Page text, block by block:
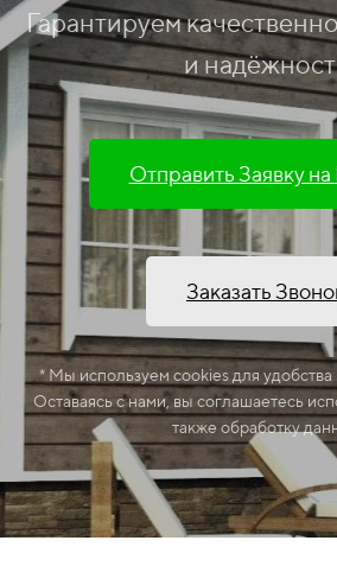
Гарантируем
и
Отправить Заявку на
Заказать
* Мы используем cookies для удобства
Оставаясь с нами, вы соглашаетесь
также обработку